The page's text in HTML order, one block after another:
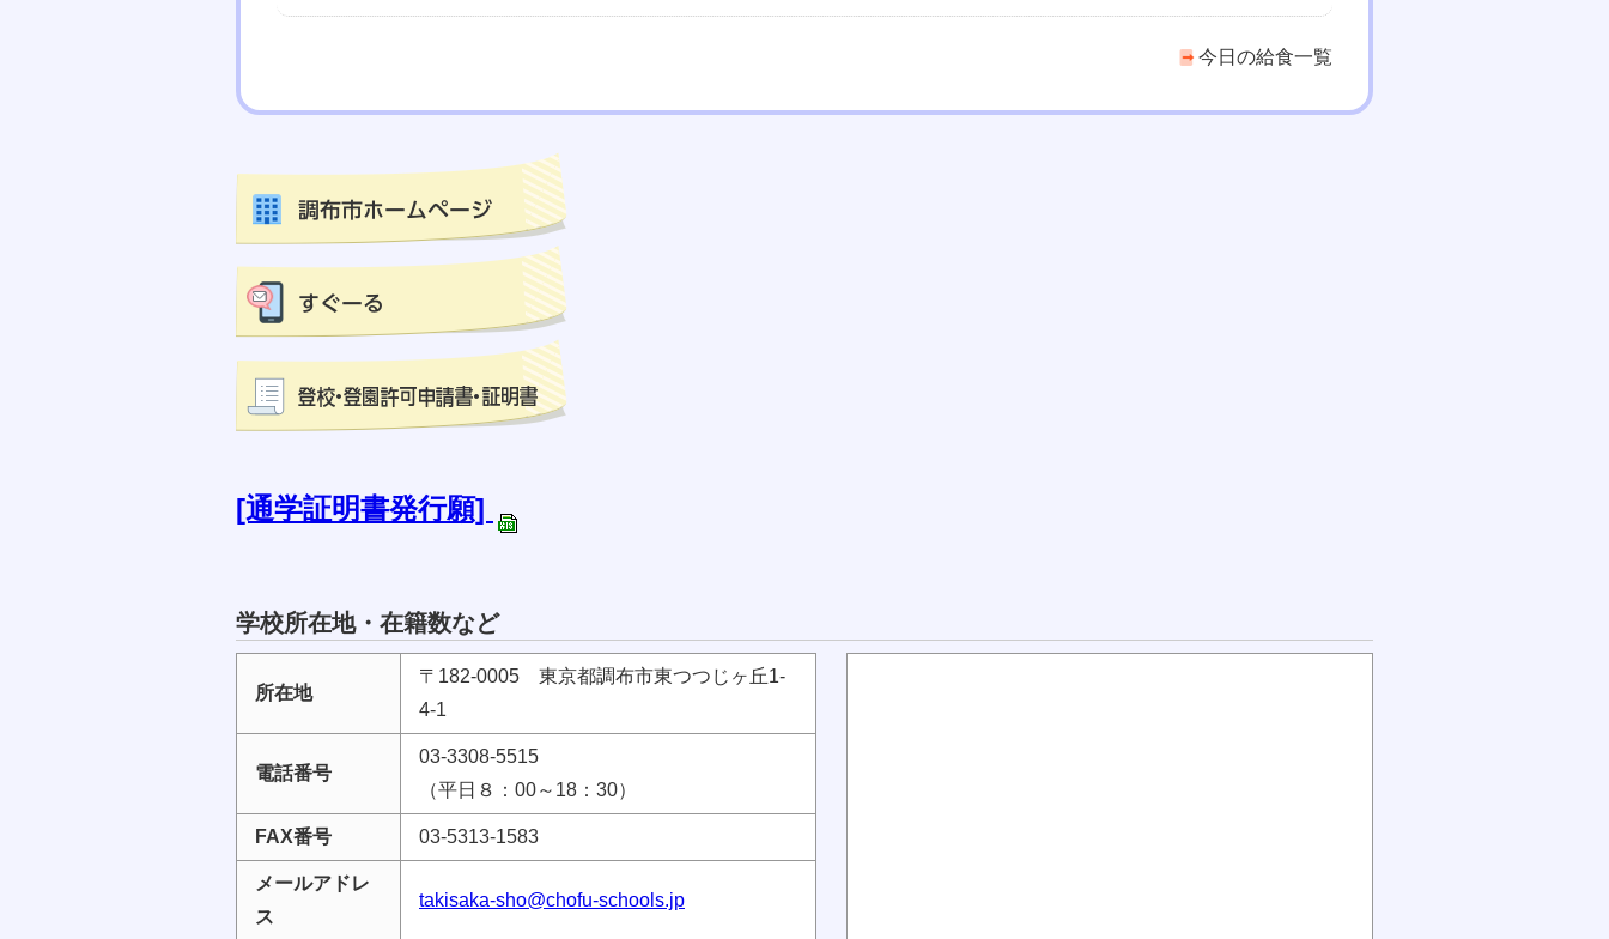
今日の給食一覧
[通学証明書発行願]
学校所在地・在籍数など
所在地
〒182-0005 東京都調布市東つつじヶ丘1-
4-1
電話番号
03-3308-5515
（平日８：00～18：30）
FAX番号 03-5313-1583
メールアドレ
ス
takisaka-sho@chofu-schools.jp